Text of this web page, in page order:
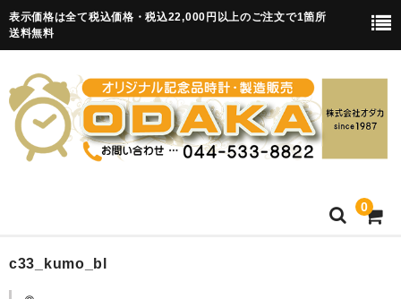
表示価格は全て税込価格・税込22,000円以上のご注文で1箇所
送料無料
0
HOME
c33_kumo_bl